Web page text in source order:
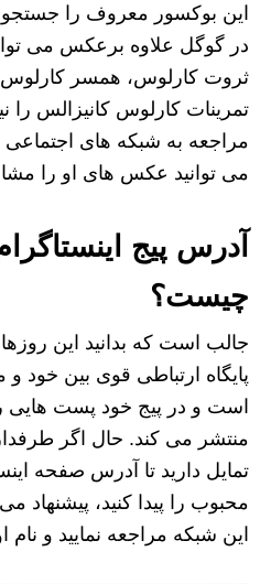
این بوکسور معروف را جستجو
در گوگل علاوه برعکس می
ثروت کارلوس، همسر
تمرینات کارلوس کانیزالس را
مراجعه به شبکه‌ های اجتماعی
می توانید عکس های او را
آدرس پیج
چیست؟
جالب است که بدانید این
پایگاه ارتباطی قوی بین خود
است و در پیج خود پست هایی
منتشر می کند. حال اگر
تمایل دارید تا آدرس صفحه
محبوب را پیدا کنید،
این شبکه مراجعه نمایید و نام